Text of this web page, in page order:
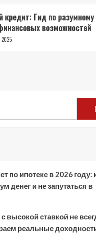
кредит: Гид по разумному
возможностей
по ипотеке в 2026 году:
денег и не запутаться в
высокой ставкой не
реальные